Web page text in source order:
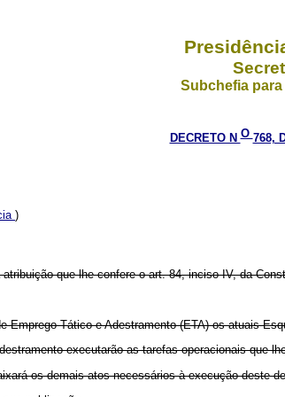
Subchefia
DECRETO NO 768,
)
que lhe confere o art. 84, inciso IV, da
Tático e Adestramento (ETA) os atuais
executarão as tarefas operacionais que
os demais atos necessários à execução deste